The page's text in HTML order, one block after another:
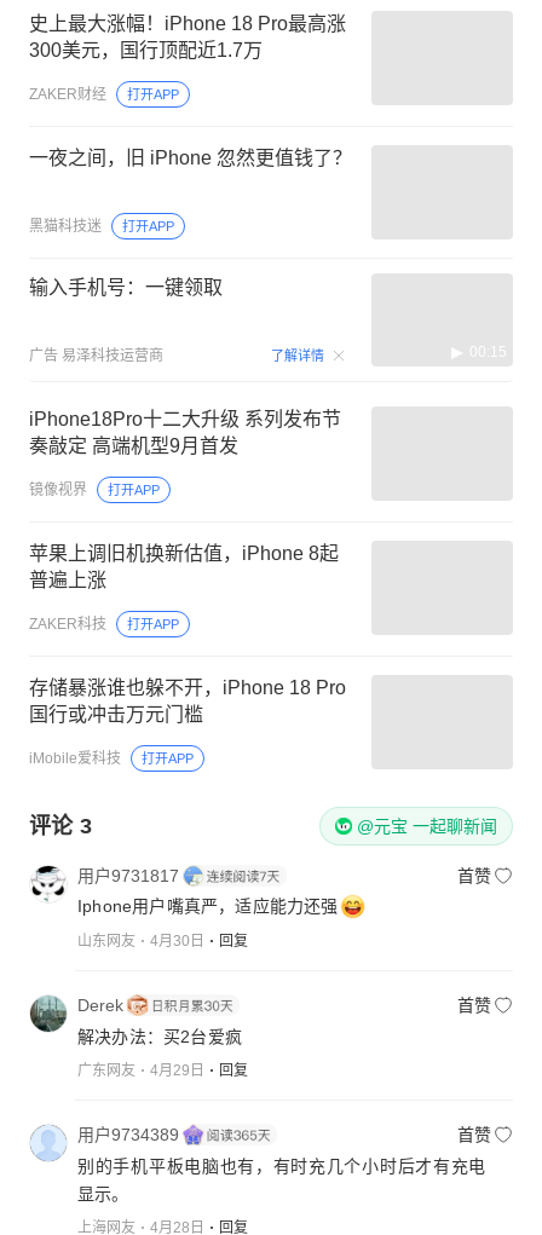
史上最大涨幅！iPhone 18 Pro最高涨
300美元，国行顶配近1.7万
ZAKER财经 打开APP
一夜之间，旧 iPhone 忽然更值钱了？
黑猫科技迷 打开APP
输入手机号：一键领取
广告 易泽科技运营商 了解详情 00:15
iPhone18Pro十二大升级 系列发布节
奏敲定 高端机型9月首发
镜像视界 打开APP
苹果上调旧机换新估值，iPhone 8起
普遍上涨
ZAKER科技 打开APP
存储暴涨谁也躲不开，iPhone 18 Pro
国行或冲击万元门槛
iMobile爱科技 打开APP
评论 3 @元宝 一起聊新闻
用户9731817
首赞
Iphone用户嘴真严，适应能力还强
山东网友 4月30日 回复
Derek
首赞
解决办法：买2台爱疯
广东网友 4月29日 回复
用户9734389
首赞
别的手机平板电脑也有，有时充几个小时后才有充电
显示。
上海网友 4月28日 回复